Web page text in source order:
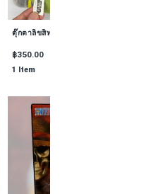
ตุ๊กตาลิขสิทธิ์แท้...
฿350.00
1 Item